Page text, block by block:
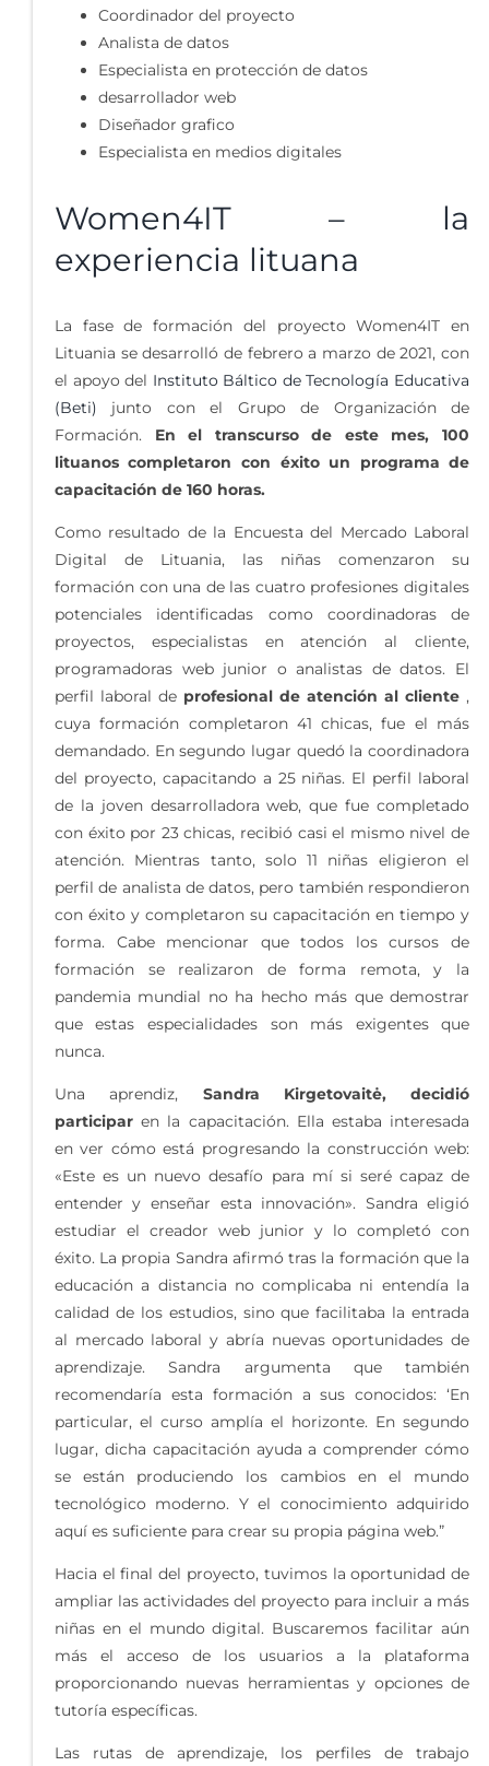
Coordinador del proyecto
Analista de datos
Especialista en protección de datos
desarrollador web
Diseñador grafico
Especialista en medios digitales
Women4IT – la
experiencia lituana
La fase de formación del proyecto Women4IT en
Lituania se desarrolló de febrero a marzo de 2021, con
el apoyo del Instituto Báltico de Tecnología Educativa
(Beti) junto con el Grupo de Organización de
Formación. En el transcurso de este mes, 100
lituanos completaron con éxito un programa de
capacitación de 160 horas.
Como resultado de la Encuesta del Mercado Laboral
Digital de Lituania, las niñas comenzaron su
formación con una de las cuatro profesiones digitales
potenciales identificadas como coordinadoras de
proyectos, especialistas en atención al cliente,
programadoras web junior o analistas de datos. El
perfil laboral de profesional de atención al cliente ,
cuya formación completaron 41 chicas, fue el más
demandado. En segundo lugar quedó la coordinadora
del proyecto, capacitando a 25 niñas. El perfil laboral
de la joven desarrolladora web, que fue completado
con éxito por 23 chicas, recibió casi el mismo nivel de
atención. Mientras tanto, solo 11 niñas eligieron el
perfil de analista de datos, pero también respondieron
con éxito y completaron su capacitación en tiempo y
forma. Cabe mencionar que todos los cursos de
formación se realizaron de forma remota, y la
pandemia mundial no ha hecho más que demostrar
que estas especialidades son más exigentes que
nunca.
Una aprendiz, Sandra Kirgetovaitė, decidió
participaren la capacitación. Ella estaba interesada
en ver cómo está progresando la construcción web:
«Este es un nuevo desafío para mí si seré capaz de
entender y enseñar esta innovación». Sandra eligió
estudiar el creador web junior y lo completó con
éxito. La propia Sandra afirmó tras la formación que la
educación a distancia no complicaba ni entendía la
calidad de los estudios, sino que facilitaba la entrada
al mercado laboral y abría nuevas oportunidades de
aprendizaje. Sandra argumenta que también
recomendaría esta formación a sus conocidos: ‘En
particular, el curso amplía el horizonte. En segundo
lugar, dicha capacitación ayuda a comprender cómo
se están produciendo los cambios en el mundo
tecnológico moderno. Y el conocimiento adquirido
aquí es suficiente para crear su propia página web.”
Hacia el final del proyecto, tuvimos la oportunidad de
ampliar las actividades del proyecto para incluir a más
niñas en el mundo digital. Buscaremos facilitar aún
más el acceso de los usuarios a la plataforma
proporcionando nuevas herramientas y opciones de
tutoría específicas.
Las rutas de aprendizaje, los perfiles de trabajo